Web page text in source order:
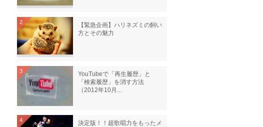
2
【緊急企画】ハリネズミの飼い
方とその魅力
3
YouTubeで「再生履歴」と
「検索履歴」を消す方法
（2012年10月...
4
決定版！！超歌唱力をもったメ